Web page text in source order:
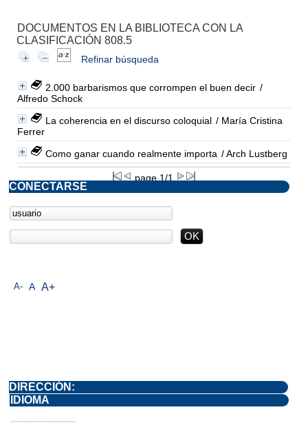
DOCUMENTOS EN LA BIBLIOTECA CON LA
CLASIFICACIÓN 808.5
Refinar búsqueda
2.000 barbarismos que corrompen el buen decir /
Alfredo Schock
La coherencia en el discurso coloquial / María Cristina
Ferrer
Como ganar cuando realmente importa / Arch Lustberg
page 1/1
A- A A+
CONECTARSE
DIRECCIÓN:
IDIOMA